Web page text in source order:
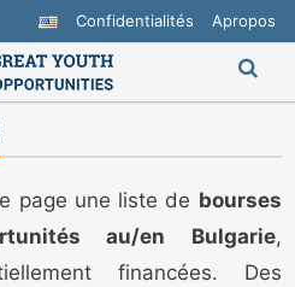
Confidentialités Apropos
page une liste de bourses
au/en Bulgarie,
financées. Des